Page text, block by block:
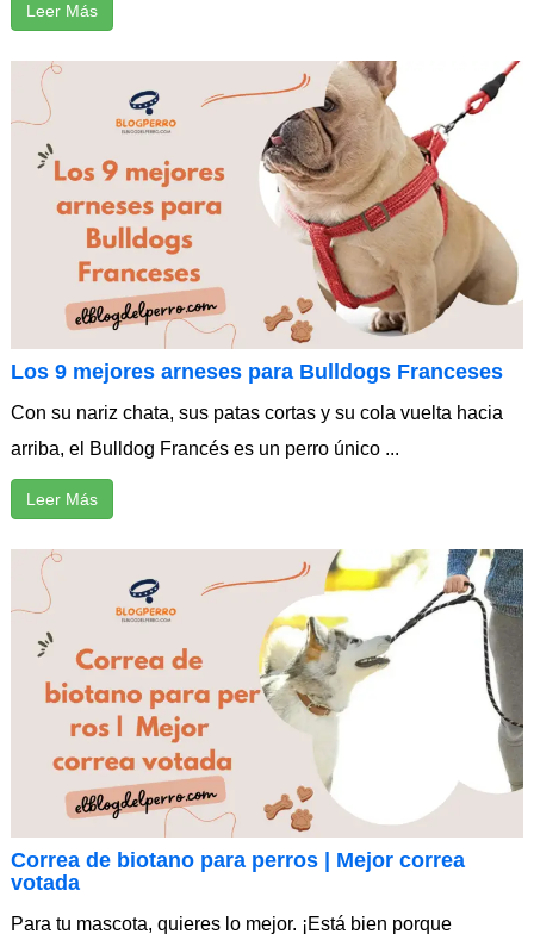
Leer Más
Los 9 mejores arneses para Bulldogs Franceses
Con su nariz chata, sus patas cortas y su cola vuelta hacia
arriba, el Bulldog Francés es un perro único ...
Leer Más
Correa de biotano para perros | Mejor correa
votada
Para tu mascota, quieres lo mejor. ¡Está bien porque